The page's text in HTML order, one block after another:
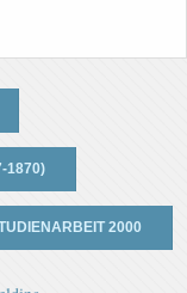
1870)
2000